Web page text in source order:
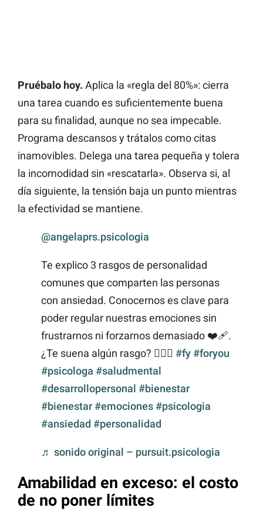
Pruébalo hoy. Aplica la «regla del 80%»: cierra
una tarea cuando es suficientemente buena
para su finalidad, aunque no sea impecable.
Programa descansos y trátalos como citas
inamovibles. Delega una tarea pequeña y tolera
la incomodidad sin «rescatarla». Observa si, al
día siguiente, la tensión baja un punto mientras
la efectividad se mantiene.
@angelaprs.psicologia
Te explico 3 rasgos de personalidad
comunes que comparten las personas
con ansiedad. Conocernos es clave para
poder regular nuestras emociones sin
frustrarnos ni forzarnos demasiado ❤️‍🩹.
¿Te suena algún rasgo? 🙆🏻‍♀️ #fy#foryou
#psicologa #saludmental
#desarrollopersonal #bienestar
#bienestar#emociones#psicologia
#ansiedad #personalidad
♬ sonido original – pursuit.psicologia
Amabilidad en exceso: el costo
de no poner límites